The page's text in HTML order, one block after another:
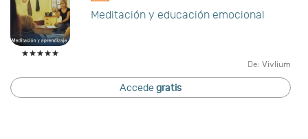
Meditación y educación emocional
De: Vivlium
Accede gratis